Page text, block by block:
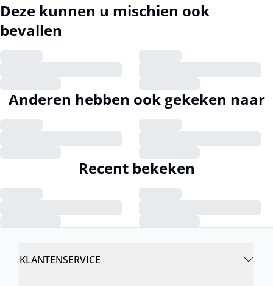
Deze kunnen u mischien ook
bevallen
Anderen hebben ook gekeken naar
Recent bekeken
KLANTENSERVICE